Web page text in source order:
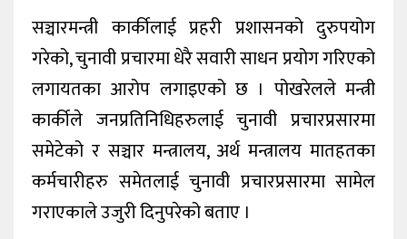
सञ्चारमन्त्री कार्कीलाई प्रहरी प्रशासनको दुरुपयोग
गरेको, चुनावी प्रचारमा धेरै सवारी साधन प्रयोग गरिएको
लगायतका आरोप लगाइएको छ । पोखरेलले मन्त्री
कार्कीले जनप्रतिनिधिहरुलाई चुनावी प्रचारप्रसारमा
समेटेको र सञ्चार मन्त्रालय, अर्थ मन्त्रालय मातहतका
कर्मचारीहरु समेतलाई चुनावी प्रचारप्रसारमा सामेल
गराएकाले उजुरी दिनुपरेको बताए ।